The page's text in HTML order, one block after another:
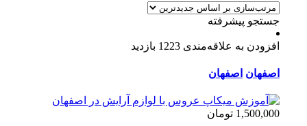
جستجو پیشرفته
افزودن به علاقه‌مندی 1223 بازدید
اصفهان اصفهان
1,500,000 تومان